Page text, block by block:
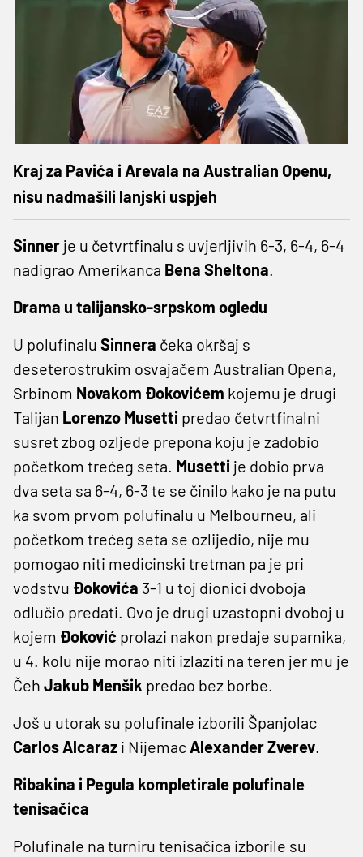
Kraj za Pavića i Arevala na Australian Openu,
nisu nadmašili lanjski uspjeh
Sinner je u četvrtfinalu s uvjerljivih 6-3, 6-4, 6-4
nadigrao Amerikanca Bena Sheltona.
Drama u talijansko-srpskom ogledu
U polufinalu Sinnera čeka okršaj s
deseterostrukim osvajačem Australian Opena,
Srbinom Novakom Đokovićem kojemu je drugi
Talijan Lorenzo Musetti predao četvrtfinalni
susret zbog ozljede prepona koju je zadobio
početkom trećeg seta. Musetti je dobio prva
dva seta sa 6-4, 6-3 te se činilo kako je na putu
ka svom prvom polufinalu u Melbourneu, ali
početkom trećeg seta se ozlijedio, nije mu
pomogao niti medicinski tretman pa je pri
vodstvu Đokovića 3-1 u toj dionici dvoboja
odlučio predati. Ovo je drugi uzastopni dvoboj u
kojem Đoković prolazi nakon predaje suparnika,
u 4. kolu nije morao niti izlaziti na teren jer mu je
Čeh Jakub Menšik predao bez borbe.
Još u utorak su polufinale izborili Španjolac
Carlos Alcaraz i Nijemac Alexander Zverev.
Ribakina i Pegula kompletirale polufinale
tenisačica
Polufinale na turniru tenisačica izborile su